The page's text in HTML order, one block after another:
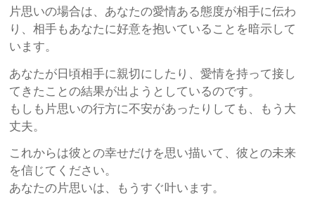
片思いの場合は、あなたの愛情ある態度が相手に伝わ
り、相手もあなたに好意を抱いていることを暗示して
います。
あなたが日頃相手に親切にしたり、愛情を持って接し
てきたことの結果が出ようとしているのです。
もしも片思いの行方に不安があったりしても、もう大
丈夫。
これからは彼との幸せだけを思い描いて、彼との未来
を信じてください。
あなたの片思いは、もうすぐ叶います。